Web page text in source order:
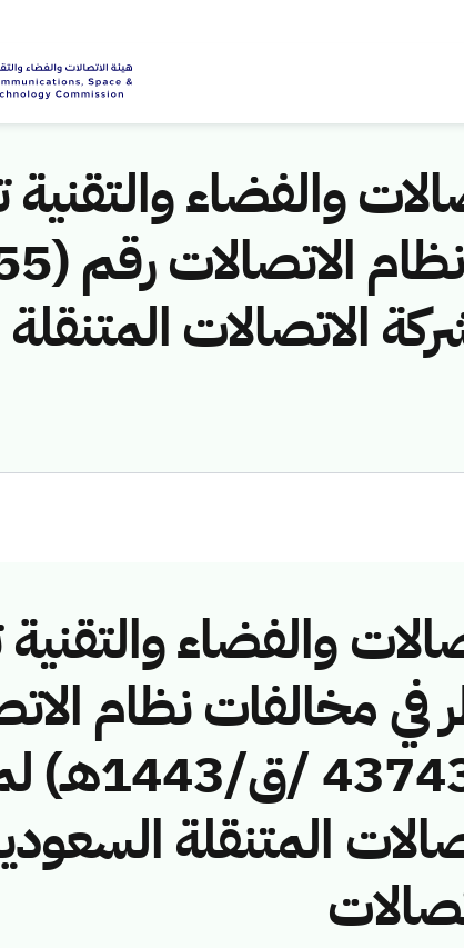
والفضاء والتقنية
الاتصالات
والفضاء والتقنية
في مخالفات نظام
رقم
المتنقلة